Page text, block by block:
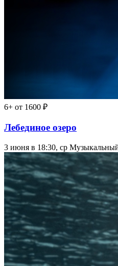
6+ от 1600 ₽
Лебединое озеро
3 июня в 18:30, ср